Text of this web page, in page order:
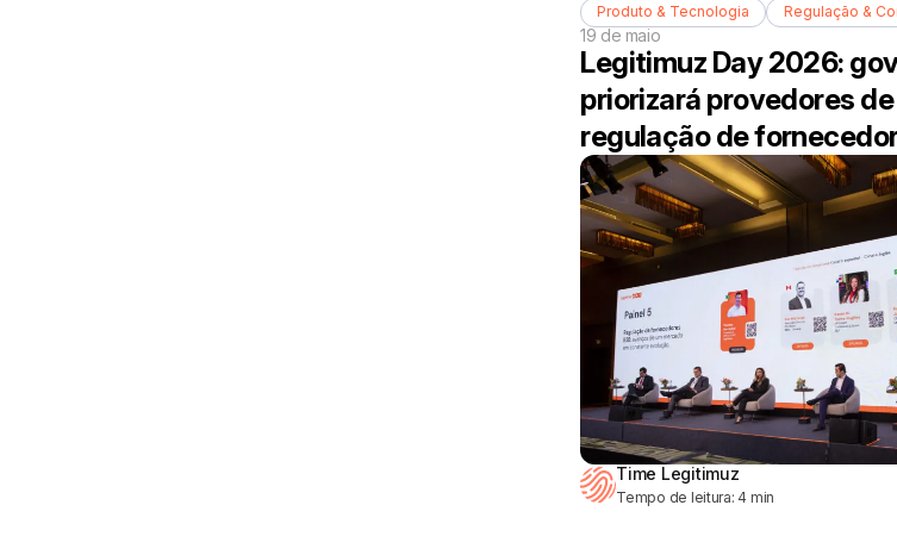
Produto & Tecnologia
Regulação &
19 de maio
Legitimuz Day 2026:
priorizará provedores
regulação de
mercado de bets
Time Legitimuz
Tempo de leitura: 4 min